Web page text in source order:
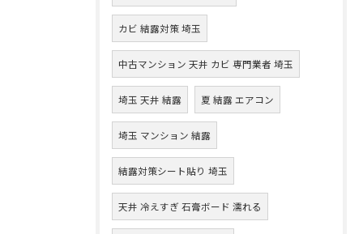
カビ 結露対策 埼玉
中古マンション 天井 カビ 専門業者 埼玉
埼玉 天井 結露 夏 結露 エアコン
埼玉 マンション 結露
結露対策シート貼り 埼玉
天井 冷えすぎ 石膏ボード 濡れる